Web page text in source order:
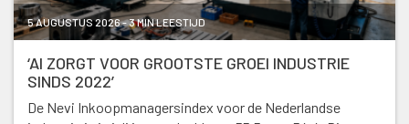
5 AUGUSTUS 2026 - 3 MIN LEESTIJD
‘AI ZORGT VOOR GROOTSTE GROEI INDUSTRIE
SINDS 2022’
De Nevi Inkoopmanagersindex voor de Nederlandse